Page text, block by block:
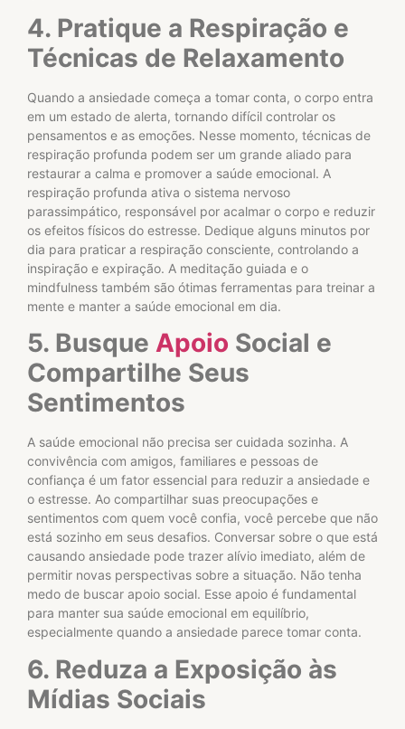
4. Pratique a Respiração e
Técnicas de Relaxamento
Quando a ansiedade começa a tomar conta, o corpo entra
em um estado de alerta, tornando difícil controlar os
pensamentos e as emoções. Nesse momento, técnicas de
respiração profunda podem ser um grande aliado para
restaurar a calma e promover a saúde emocional. A
respiração profunda ativa o sistema nervoso
parassimpático, responsável por acalmar o corpo e reduzir
os efeitos físicos do estresse. Dedique alguns minutos por
dia para praticar a respiração consciente, controlando a
inspiração e expiração. A meditação guiada e o
mindfulness também são ótimas ferramentas para treinar a
mente e manter a saúde emocional em dia.
5. Busque Apoio Social e
Compartilhe Seus
Sentimentos
A saúde emocional não precisa ser cuidada sozinha. A
convivência com amigos, familiares e pessoas de
confiança é um fator essencial para reduzir a ansiedade e
o estresse. Ao compartilhar suas preocupações e
sentimentos com quem você confia, você percebe que não
está sozinho em seus desafios. Conversar sobre o que está
causando ansiedade pode trazer alívio imediato, além de
permitir novas perspectivas sobre a situação. Não tenha
medo de buscar apoio social. Esse apoio é fundamental
para manter sua saúde emocional em equilíbrio,
especialmente quando a ansiedade parece tomar conta.
6. Reduza a Exposição às
Mídias Sociais